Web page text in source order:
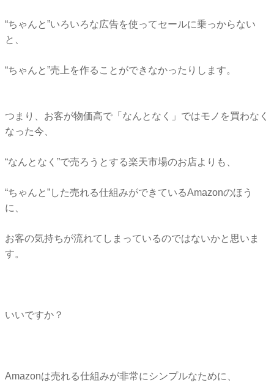
“ちゃんと”いろいろな広告を使ってセールに乗っからない
と、
“ちゃんと”売上を作ることができなかったりします。
つまり、お客が物価高で「なんとなく」ではモノを買わなく
なった今、
“なんとなく”で売ろうとする楽天市場のお店よりも、
“ちゃんと”した売れる仕組みができているAmazonのほう
に、
お客の気持ちが流れてしまっているのではないかと思いま
す。
いいですか？
Amazonは売れる仕組みが非常にシンプルなために、